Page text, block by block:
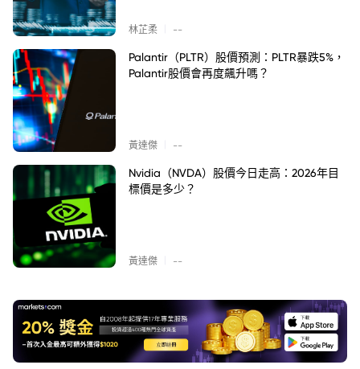
林芷柔 --
Palantir（PLTR）股價預測：PLTR暴跌5%，
Palantir股價會再度飆升嗎？
黃達傑 --
Nvidia（NVDA）股價今日走高：2026年目
標價是多少？
黃達傑 --